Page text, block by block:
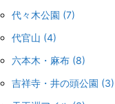
代々木公園 (7)
代官山 (4)
六本木・麻布 (8)
吉祥寺・井の頭公園 (3)